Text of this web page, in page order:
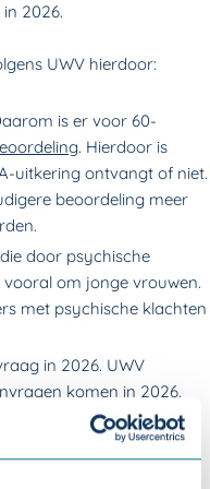
2026.
UWV hierdoor:
is er voor 60-
. Hierdoor is
uitkering ontvangt of niet.
beoordeling meer
door psychische
om jonge vrouwen.
met psychische klachten
in 2026. UWV
komen in 2026.
weekmeldingen van
wordt en na 42 weken